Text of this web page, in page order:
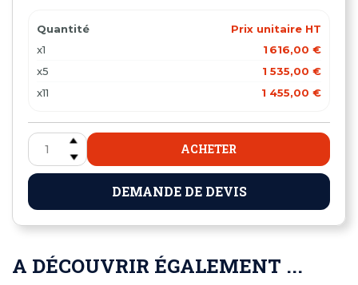
Quantité
Prix unitaire HT
x1
1 616,00 €
x5
1 535,00 €
x11
1 455,00 €
ACHETER
DEMANDE DE DEVIS
A DÉCOUVRIR ÉGALEMENT ...